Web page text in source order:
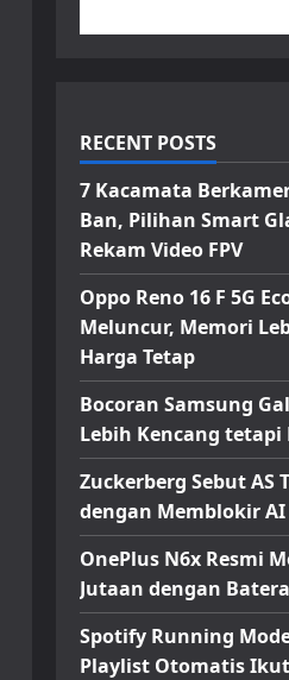
RECENT POSTS
7 Kacamata
Ban, Pilihan Smart
Rekam Video FPV
Oppo Reno 16 F 5G
Meluncur, Memori
Harga Tetap
Bocoran Samsung
Lebih Kencang tetapi
Zuckerberg Sebut AS
dengan Memblokir AI
OnePlus N6x Resmi
Jutaan dengan
Spotify Running
Playlist Otomatis